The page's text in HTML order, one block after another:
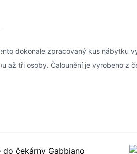
dokonale zpracovaný kus
až tři osoby. Čalounění je vyrobeno